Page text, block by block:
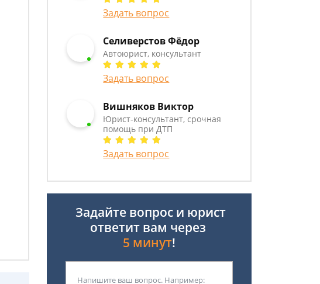
Задать вопрос
Селиверстов Фёдор
Автоюрист, консультант
Задать вопрос
Вишняков Виктор
Юрист-консультант, срочная
помощь при ДТП
Задать вопрос
Задайте вопрос и юрист
ответит вам через
5 минут!